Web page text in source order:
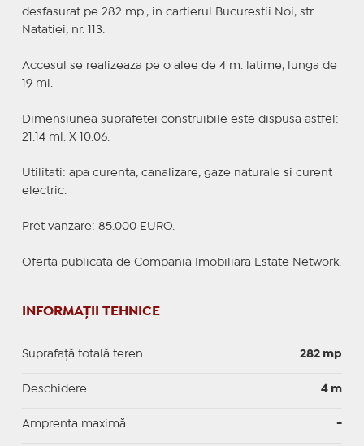
desfasurat pe 282 mp., in cartierul Bucurestii Noi, str.
Natatiei, nr. 113.
Accesul se realizeaza pe o alee de 4 m. latime, lunga de
19 ml.
Dimensiunea suprafetei construibile este dispusa astfel:
21.14 ml. X 10.06.
Utilitati: apa curenta, canalizare, gaze naturale si curent
electric.
Pret vanzare: 85.000 EURO.
Oferta publicata de Compania Imobiliara Estate Network.
INFORMAȚII TEHNICE
Suprafață totală teren 282 mp
Deschidere 4 m
Amprenta maximă -